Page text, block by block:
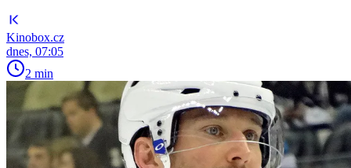
Kinobox.cz
dnes, 07:05
2 min